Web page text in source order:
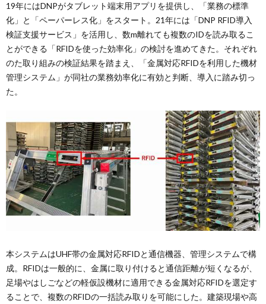
19年にはDNPがタブレット端末用アプリを提供し、「業務の標準
化」と「ペーパーレス化」をスタート。21年には「DNP RFID導入
検証支援サービス」を活用し、数m離れても複数のIDを読み取るこ
とができる「RFIDを使った効率化」の検討を進めてきた。それぞれ
のた取り組みの検証結果を踏まえ、「金属対応RFIDを利用した機材
管理システム」が同社の業務効率化に有効と判断、導入に踏み切っ
た。
本システムはUHF帯の金属対応RFIDと通信機器、管理システムで構
成。RFIDは一般的に、金属に取り付けると通信距離が短くなるが、
足場やはしごなどの軽仮設機材に適用できる金属対応RFIDを選定す
ることで、複数のRFIDの一括読み取りを可能にした。建築現場や高